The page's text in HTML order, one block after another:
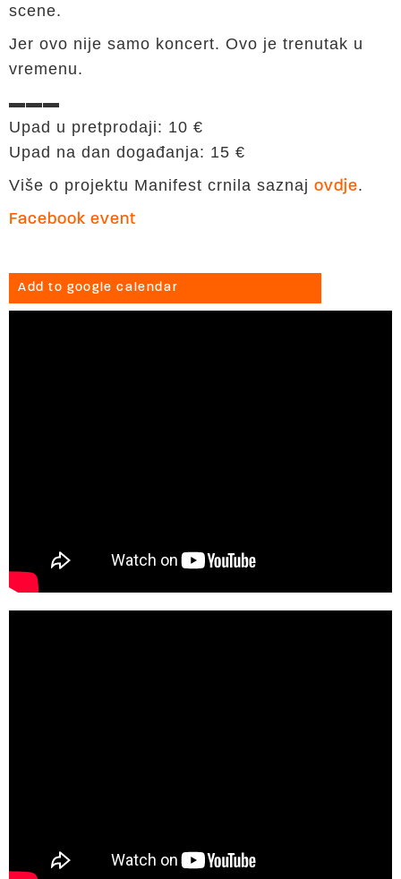
scene.
Jer ovo nije samo koncert. Ovo je trenutak u
vremenu.
▬▬▬
Upad u pretprodaji: 10 €
Upad na dan događanja: 15 €
Više o projektu Manifest crnila saznaj ovdje.
Facebook event
Add to google calendar